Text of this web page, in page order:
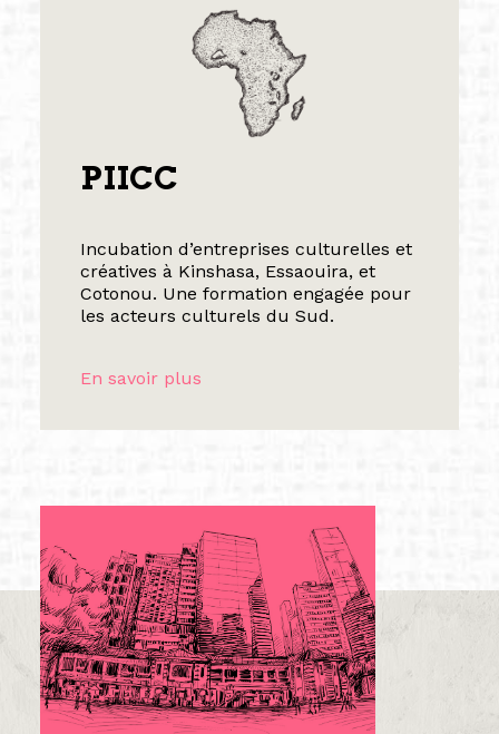
PIICC
Incubation d’entreprises culturelles et
créatives à Kinshasa, Essaouira, et
Cotonou. Une formation engagée pour
les acteurs culturels du Sud.
En savoir plus